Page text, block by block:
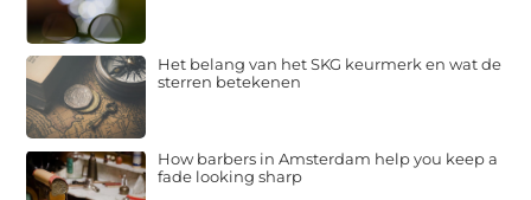
Het belang van het SKG keurmerk en wat de
sterren betekenen
How barbers in Amsterdam help you keep a
fade looking sharp